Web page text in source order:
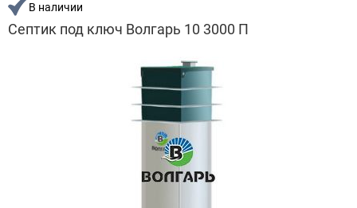
В наличии
Септик под ключ Волгарь 10 3000 П